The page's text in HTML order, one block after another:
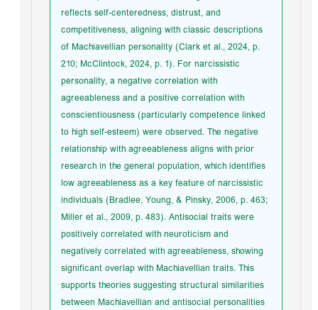
reflects self-centeredness, distrust, and
competitiveness, aligning with classic descriptions
of Machiavellian personality (Clark et al., 2024, p.
210; McClintock, 2024, p. 1). For narcissistic
personality, a negative correlation with
agreeableness and a positive correlation with
conscientiousness (particularly competence linked
to high self-esteem) were observed. The negative
relationship with agreeableness aligns with prior
research in the general population, which identifies
low agreeableness as a key feature of narcissistic
individuals (Bradlee, Young, & Pinsky, 2006, p. 463;
Miller et al., 2009, p. 483). Antisocial traits were
positively correlated with neuroticism and
negatively correlated with agreeableness, showing
significant overlap with Machiavellian traits. This
supports theories suggesting structural similarities
between Machiavellian and antisocial personalities